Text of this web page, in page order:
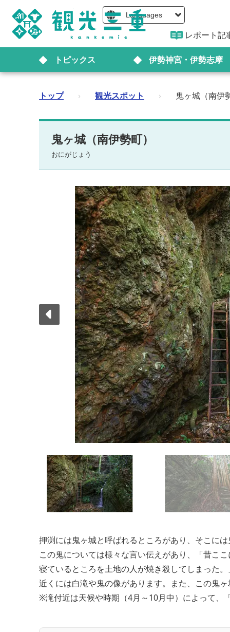
Languages
レポート記
トピックス 伊勢神宮・伊勢志摩
トップ › 観光スポット › 鬼ヶ城（南伊
鬼ヶ城（南伊勢町）
おにがじょう
押渕には鬼ヶ城と呼ばれるところがあり、そこに
この鬼については様々な言い伝えがあり、「昔こ
寝ているところを土地の人が焼き殺してしまった
近くには白滝や鬼の像があります。また、この鬼
※滝付近は天候や時期（4月～10月中）によって、